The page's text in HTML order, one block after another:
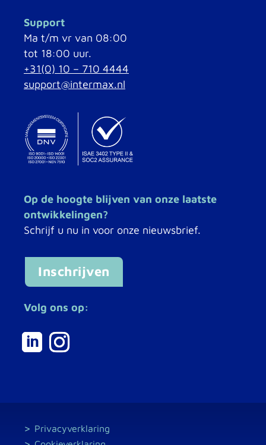
Support
Ma t/m vr van 08:00
tot 18:00 uur.
+31(0) 10 – 710 4444
support@intermax.nl
Op de hoogte blijven van onze laatste
ontwikkelingen?
Schrijf u nu in voor onze nieuwsbrief.
Inschrijven
Volg ons op:
Privacyverklaring